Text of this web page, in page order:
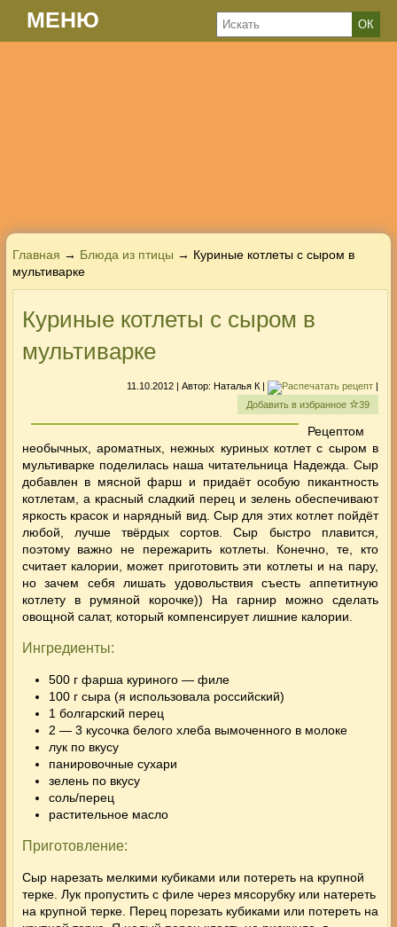
МЕНЮ
Главная → Блюда из птицы → Куриные котлеты с сыром в
мультиварке
Куриные котлеты с сыром в
мультиварке
11.10.2012 | Автор: Наталья К|
|
Добавить в избранное
39
Рецептом
необычных, ароматных, нежных куриных котлет с сыром в
мультиваркеподелилась наша читательница Надежда. Сыр
добавлен в мясной фарш и придаёт особую пикантность
котлетам, а красный сладкий перец и зелень обеспечивают
яркость красок и нарядный вид. Сыр для этих котлет пойдёт
любой, лучше твёрдых сортов. Сыр быстро плавится,
поэтому важно не пережарить котлеты.
Конечно, те, кто
считает калории, может приготовить эти котлеты и на пару,
но зачем себя лишать удовольствия съесть аппетитную
котлету в румяной корочке)) На гарнир можно сделать
овощной салат, который компенсирует лишние калории.
Ингредиенты:
500 г фарша куриного — филе
100 г сыра (я использовала российский)
1 болгарский перец
2 — 3 кусочка белого хлеба вымоченного в молоке
лук по вкусу
панировочные сухари
зелень по вкусу
соль/перец
растительное масло
Приготовление:
Сыр нарезать мелкими кубиками или потереть на крупной
терке. Лук пропустить с филе через мясорубку или натереть
на крупной терке. Перец порезать кубиками или потереть на